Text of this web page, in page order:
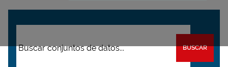
BUSCAR